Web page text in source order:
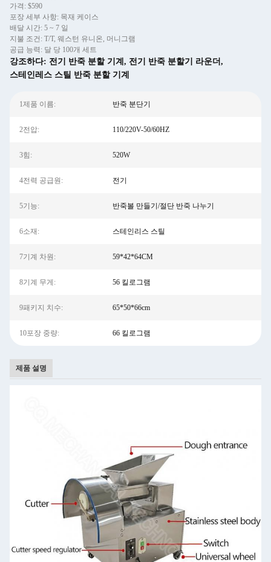
가격: $590
포장 세부 사항: 목재 케이스
배달 시간: 5 ~ 7 일
지불 조건: T/T, 웨스턴 유니온, 머니그램
공급 능력: 달 당 100개 세트
강조하다: 전기 반죽 분할 기계 , 전기 반죽 분할기 라운더 ,
스테인레스 스틸 반죽 분할 기계
1제품 이름: 반죽 분단기
2전압: 110/220V-50/60HZ
3힘: 520W
4전력 공급원: 전기
5기능: 반죽볼 만들기/절단 반죽 나누기
6소재: 스테인리스 스틸
7기계 차원: 59*42*64CM
8기계 무게: 56 킬로그램
9패키지 치수: 65*50*66cm
10포장 중량: 66 킬로그램
제품 설명